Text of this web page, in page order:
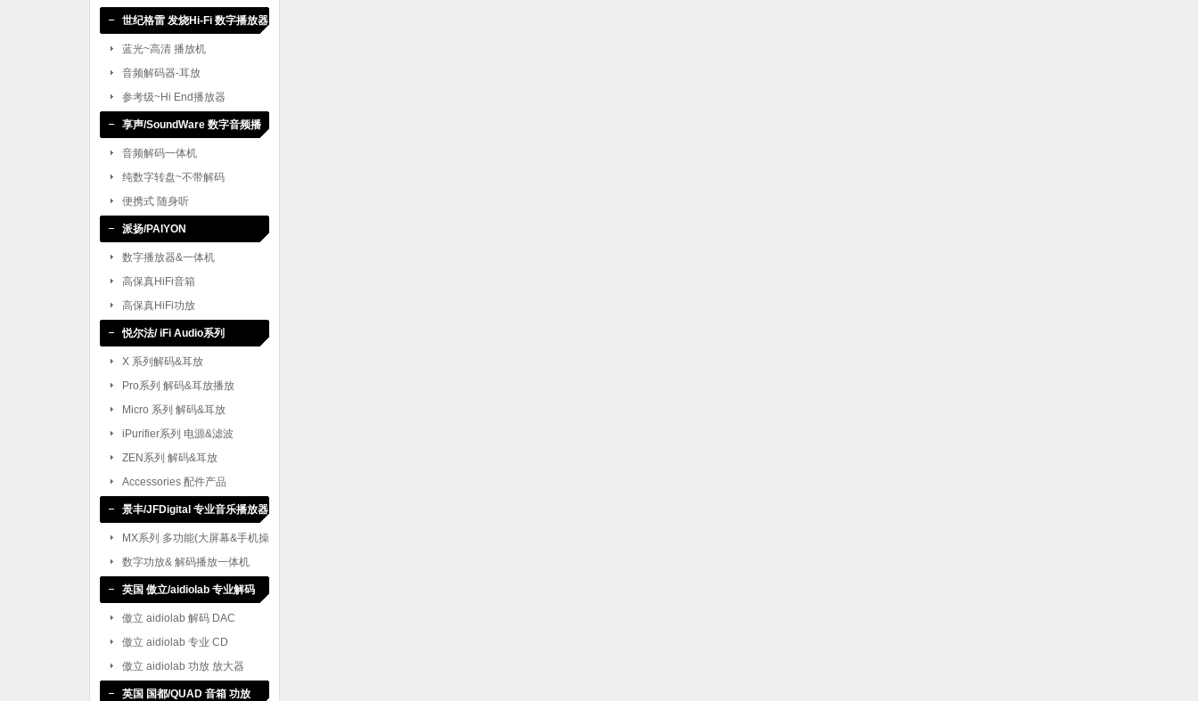
世纪格雷 发烧Hi-Fi 数字播放器
蓝光~高清 播放机
音频解码器-耳放
参考级~Hi End播放器
享声/SoundWare 数字音频播
放
音频解码一体机
纯数字转盘~不带解码
便携式 随身听
派扬/PAIYON
数字播放器&一体机
高保真HiFi音箱
高保真HiFi功放
悦尔法/ iFi Audio系列
X 系列解码&耳放
Pro系列 解码&耳放播放
Micro 系列 解码&耳放
iPurifier系列 电源&滤波
ZEN系列 解码&耳放
Accessories 配件产品
景丰/JFDigital 专业音乐播放器
MX系列 多功能(大屏幕&手机操
作)
数字功放& 解码播放一体机
英国 傲立/aidiolab 专业解码
CD
傲立 aidiolab 解码 DAC
傲立 aidiolab 专业 CD
傲立 aidiolab 功放 放大器
英国 国都/QUAD 音箱 功放